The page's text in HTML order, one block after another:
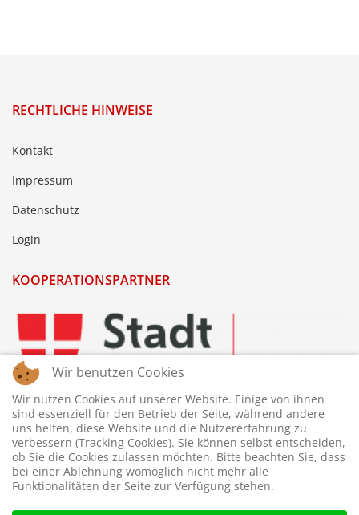
RECHTLICHE HINWEISE
Kontakt
Impressum
Datenschutz
Login
KOOPERATIONSPARTNER
Wir benutzen Cookies
Wir nutzen Cookies auf unserer Website. Einige von ihnen
sind essenziell für den Betrieb der Seite, während andere
uns helfen, diese Website und die Nutzererfahrung zu
verbessern (Tracking Cookies). Sie können selbst entscheiden,
ob Sie die Cookies zulassen möchten. Bitte beachten Sie, dass
bei einer Ablehnung womöglich nicht mehr alle
Funktionalitäten der Seite zur Verfügung stehen.